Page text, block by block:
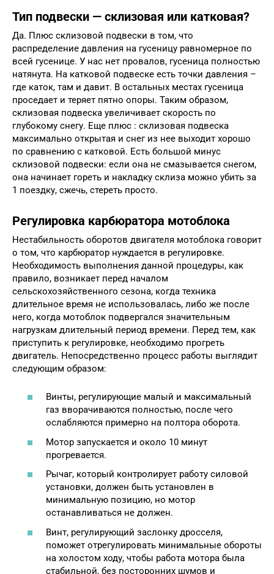
Тип подвески — склизовая или катковая?
Да. Плюс склизовой подвески в том, что
распределение давления на гусеницу равномерное по
всей гусенице. У нас нет провалов, гусеница полностью
натянута. На катковой подвеске есть точки давления –
где каток, там и давит. В остальных местах гусеница
проседает и теряет пятно опоры. Таким образом,
склизовая подвеска увеличивает скорость по
глубокому снегу. Еще плюс : склизовая подвеска
максимально открытая и снег из нее выходит хорошо
по сравнению с катковой. Есть большой минус
склизовой подвески: если она не смазывается снегом,
она начинает гореть и накладку склиза можно убить за
1 поездку, сжечь, стереть просто.
Регулировка карбюратора мотоблока
Нестабильность оборотов двигателя мотоблока говорит
о том, что карбюратор нуждается в регулировке.
Необходимость выполнения данной процедуры, как
правило, возникает перед началом
сельскохозяйственного сезона, когда техника
длительное время не использовалась, либо же после
него, когда мотоблок подвергался значительным
нагрузкам длительный период времени. Перед тем, как
приступить к регулировке, необходимо прогреть
двигатель. Непосредственно процесс работы выглядит
следующим образом:
Винты, регулирующие малый и максимальный
газ вворачиваются полностью, после чего
ослабляются примерно на полтора оборота.
Мотор запускается и около 10 минут
прогревается.
Рычаг, который контролирует работу силовой
установки, должен быть установлен в
минимальную позицию, но мотор
останавливаться не должен.
Винт, регулирующий заслонку дросселя,
поможет отрегулировать минимальные обороты
на холостом ходу, чтобы работа мотора была
стабильной, без посторонних шумов и